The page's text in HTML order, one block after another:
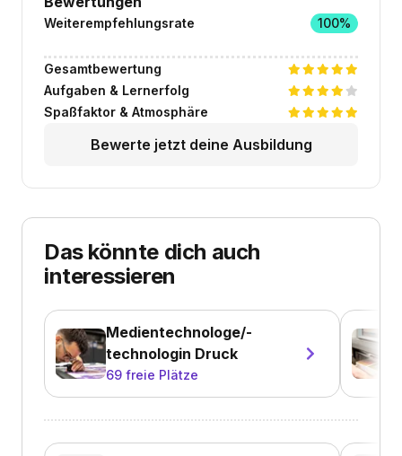
Weiterempfehlungsrate 100%
Gesamtbewertung
Aufgaben & Lernerfolg
Spaßfaktor & Atmosphäre
Bewerte jetzt deine Ausbildung
Das könnte dich auch
interessieren
Medientechnologe/-
technologin Druck
69 freie Plätze